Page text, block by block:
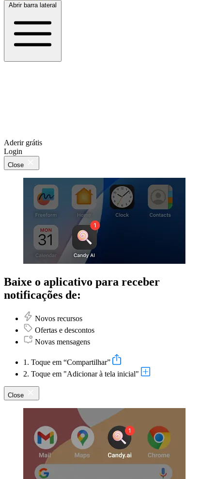
Abrir barra lateral
Aderir grátis
Login
Close
Baixe o aplicativo para receber
notificações de:
Novos recursos
Ofertas e descontos
Novas mensagens
1. Toque em “Compartilhar”
2. Toque em "Adicionar à tela inicial"
Close